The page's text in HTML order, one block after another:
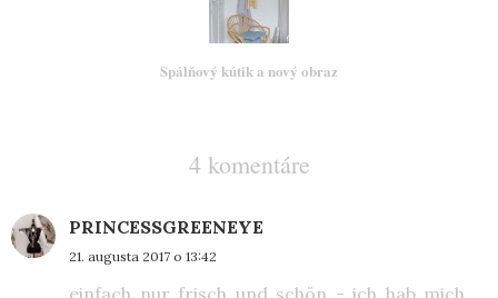
Spálňový kútik a nový obraz
4 komentáre
PRINCESSGREENEYE
21. augusta 2017 o 13:42